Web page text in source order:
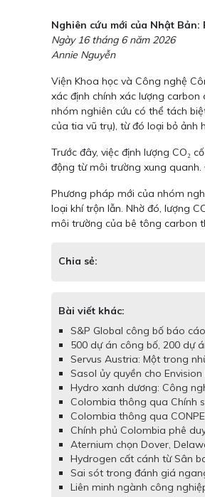
Nghiên cứu mới của Nhật
Ngày 16 tháng 6 năm 2026
Annie Nguyễn
Viện Khoa học và Công nghệ
xác định chính xác lượng
nhóm nghiên cứu có thể tách
của tia vũ trụ), từ đó loại bỏ ảnh
Trước đây, việc định lượng CO₂
động từ môi trường xung
Phương pháp mới của nhóm
loại khí trộn lẫn. Nhờ đó, lượng
môi trường của bê tông carbon
Chia sẻ:
Bài viết khác:
S&P Global công bố báo
500 dự án công bố, 200 dự
Servus Austria: Một trong
Sasol ủy quyền cho
Hydro xanh dương: Công
Colombia thông qua Chính
Colombia thông qua
Chính phủ Colombia phê
Aternium chọn Dover,
Hydrogen cất cánh từ Sân
Sai sót trong đánh giá
Liên minh ngành công